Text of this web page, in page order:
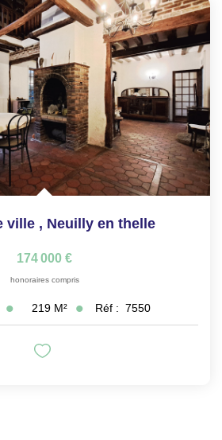
ville , Neuilly en thelle
174 000 €
honoraires compris
219 M² Réf : 7550